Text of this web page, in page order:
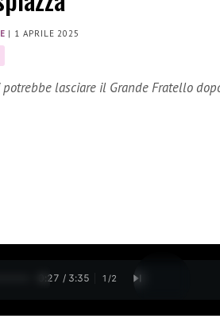
| 1 APRILE 2025
lasciare il Grande Fratello
0:28 / 3:35 1 /2